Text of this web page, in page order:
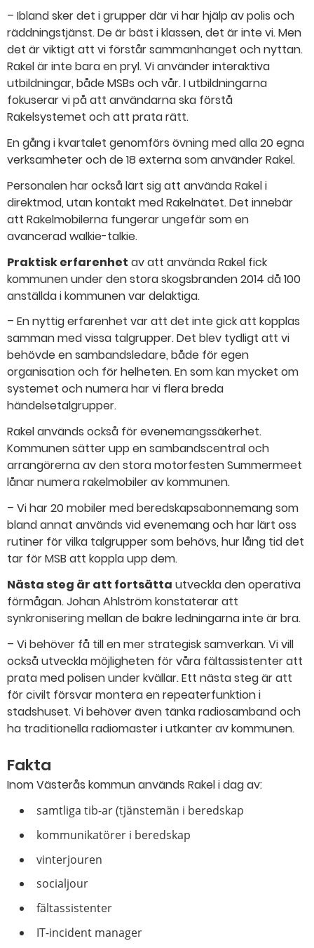
– Ibland sker det i grupper där vi har hjälp av polis och
räddningstjänst. De är bäst i klassen, det är inte vi. Men
det är viktigt att vi förstår sammanhanget och nyttan.
Rakel är inte bara en pryl. Vi använder interaktiva
utbildningar, både MSBs och vår. I utbildningarna
fokuserar vi på att användarna ska förstå
Rakelsystemet och att prata rätt.
En gång i kvartalet genomförs övning med alla 20 egna
verksamheter och de 18 externa som använder Rakel.
Personalen har också lärt sig att använda Rakel i
direktmod, utan kontakt med Rakelnätet. Det innebär
att Rakelmobilerna fungerar ungefär som en
avancerad walkie-talkie.
Praktisk erfarenhet av att använda Rakel fick
kommunen under den stora skogsbranden 2014 då 100
anställda i kommunen var delaktiga.
– En nyttig erfarenhet var att det inte gick att kopplas
samman med vissa talgrupper. Det blev tydligt att vi
behövde en sambandsledare, både för egen
organisation och för helheten. En som kan mycket om
systemet och numera har vi flera breda
händelsetalgrupper.
Rakel används också för evenemangssäkerhet.
Kommunen sätter upp en sambandscentral och
arrangörerna av den stora motorfesten Summermeet
lånar numera rakelmobiler av kommunen.
– Vi har 20 mobiler med beredskapsabonnemang som
bland annat används vid evenemang och har lärt oss
rutiner för vilka talgrupper som behövs, hur lång tid det
tar för MSB att koppla upp dem.
Nästa steg är att fortsätta utveckla den operativa
förmågan. Johan Ahlström konstaterar att
synkronisering mellan de bakre ledningarna inte är bra.
– Vi behöver få till en mer strategisk samverkan. Vi vill
också utveckla möjligheten för våra fältassistenter att
prata med polisen under kvällar. Ett nästa steg är att
för civilt försvar montera en repeaterfunktion i
stadshuset. Vi behöver även tänka radiosamband och
ha traditionella radiomaster i utkanter av kommunen.
Fakta
Inom Västerås kommun används Rakel i dag av:
samtliga tib-ar (tjänstemän i beredskap
kommunikatörer i beredskap
vinterjouren
socialjour
fältassistenter
IT-incident manager